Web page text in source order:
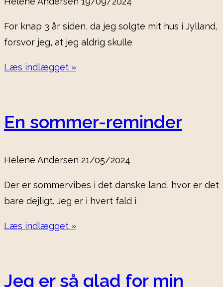
For knap 3 år siden, da jeg solgte mit hus i Jylland,
forsvor jeg, at jeg aldrig skulle
Læs indlægget »
En sommer-reminder
Helene Andersen 21/05/2024
Der er sommervibes i det danske land, hvor er det
bare dejligt. Jeg er i hvert fald i
Læs indlægget »
Jeg er så glad for min